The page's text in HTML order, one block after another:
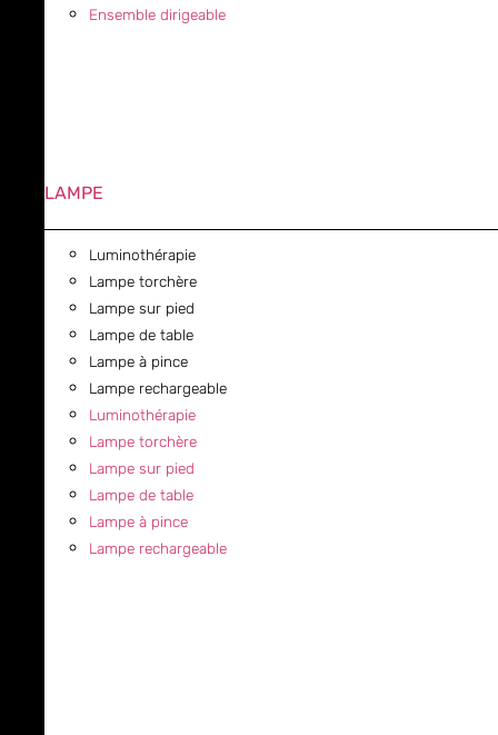
Ensemble dirigeable
LAMPE
Luminothérapie
Lampe torchère
Lampe sur pied
Lampe de table
Lampe à pince
Lampe rechargeable
Luminothérapie
Lampe torchère
Lampe sur pied
Lampe de table
Lampe à pince
Lampe rechargeable